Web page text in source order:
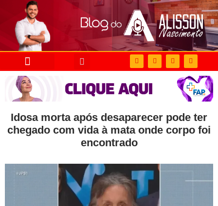
Idosa morta após desaparecer pode ter
chegado com vida à mata onde corpo foi
encontrado